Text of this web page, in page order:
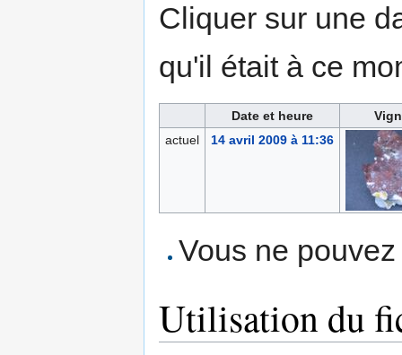
Cliquer sur une
qu'il était à ce
Date et heure
actuel
14 avril 2009 à 11:36
Vous ne
Utilisation du